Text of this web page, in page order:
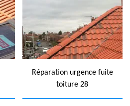
Réparation urgence fuite
toiture 28